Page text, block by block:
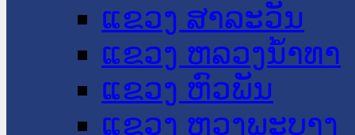
ແຂວງ ສາລະວັນ
ແຂວງ ຫລວງນໍ້າທາ
ແຂວງ ຫົວພັນ
ແຂວງ ຫຼວງພະບາງ